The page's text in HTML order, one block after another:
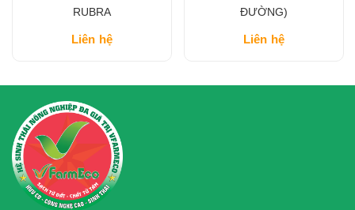
RUBRA
Liên hệ
ĐƯỜNG)
Liên hệ